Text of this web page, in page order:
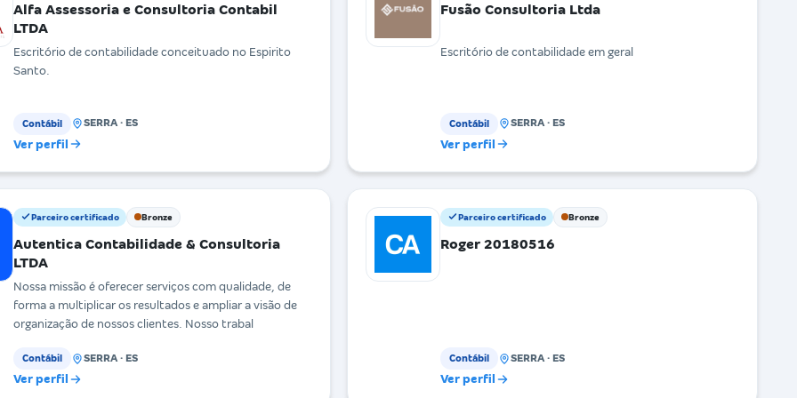
Alfa Assessoria e Consultoria Contabil
LTDA
Escritório de contabilidade conceituado no Espirito
Santo.
Contábil SERRA · ES
Ver perfil
Fusão Consultoria Ltda
Escritório de contabilidade em geral
Contábil SERRA · ES
Ver perfil
Parceiro certificado Bronze
Autentica Contabilidade & Consultoria
LTDA
Nossa missão é oferecer serviços com qualidade, de
forma a multiplicar os resultados e ampliar a visão de
organização de nossos clientes. Nosso trabal
Contábil SERRA · ES
Ver perfil
Parceiro certificado Bronze
Roger 20180516
Contábil SERRA · ES
Ver perfil